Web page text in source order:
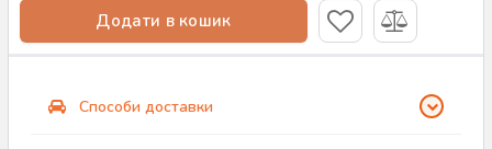
Додати в кошик
Способи доставки